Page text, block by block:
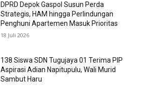
DPRD Depok Gaspol Susun Perda
Strategis, HAM hingga Perlindungan
Penghuni Apartemen Masuk Prioritas
18 Juli 2026
138 Siswa SDN Tugujaya 01 Terima PIP
Aspirasi Adian Napitupulu, Wali Murid
Sambut Haru